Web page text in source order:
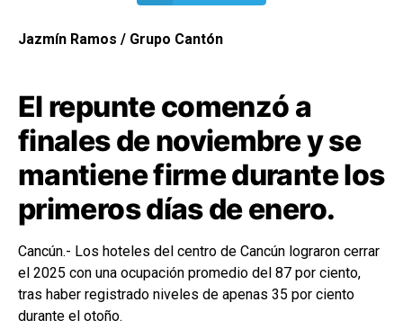
Jazmín Ramos / Grupo Cantón
El repunte comenzó a
finales de noviembre y se
mantiene firme durante los
primeros días de enero.
Cancún.- Los hoteles del centro de Cancún lograron cerrar
el 2025 con una ocupación promedio del 87 por ciento,
tras haber registrado niveles de apenas 35 por ciento
durante el otoño.